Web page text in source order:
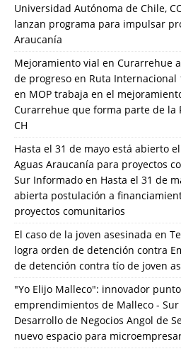
Universidad Autónoma de Chile,
lanzan programa para impulsar
Araucanía
Mejoramiento vial en Curarrehue
de progreso en Ruta Internacional
en MOP trabaja en el
Curarrehue que forma parte de la
CH
Hasta el 31 de mayo está abierto
Aguas Araucanía para proyectos
Sur Informado en Hasta el 31 de
abierta postulación a
proyectos comunitarios
El caso de la joven asesinada en
logra orden de detención contra
de detención contra tío de joven
"Yo Elijo Malleco": innovador
emprendimientos de Malleco -
Desarrollo de Negocios Angol de
nuevo espacio para